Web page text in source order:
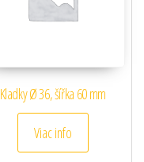
Kladky Ø 36, šířka 60 mm
Viac info